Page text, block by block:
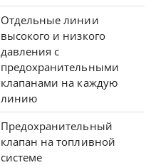
Отдельные линии
высокого и низкого
давления с
предохранительными
клапанами на каждую
линию
Предохранительный
клапан на топливной
системе